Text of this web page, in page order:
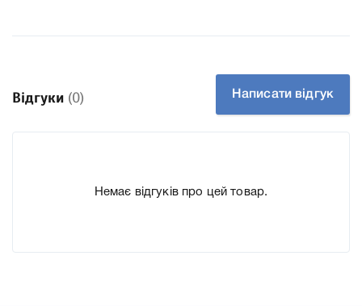
Заправний Так
Технологія Лазерний
Відгуки (0) Написати відгук
Немає відгуків про цей товар.